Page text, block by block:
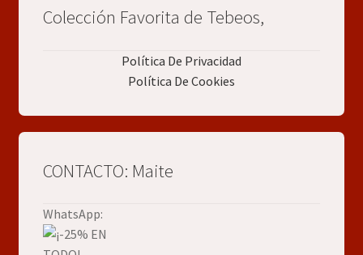
Colección Favorita de Tebeos,
Política De Privacidad
Política De Cookies
CONTACTO: Maite
WhatsApp: